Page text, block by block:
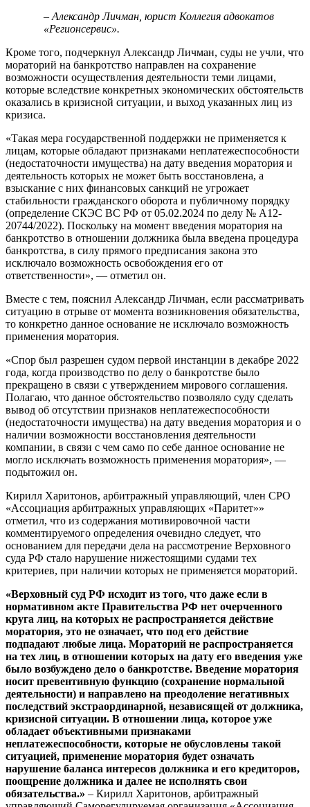
– Александр Личман, юрист Коллегия адвокатов
«Регионсервис».
Кроме того, подчеркнул Александр Личман, суды не учли, что
мораторий на банкротство направлен на сохранение
возможности осуществления деятельности теми лицами,
которые вследствие конкретных экономических обстоятельств
оказались в кризисной ситуации, и выход указанных лиц из
кризиса.
«Такая мера государственной поддержки не применяется к
лицам, которые обладают признаками неплатежеспособности
(недостаточности имущества) на дату введения моратория и
деятельность которых не может быть восстановлена, а
взыскание с них финансовых санкций не угрожает
стабильности гражданского оборота и публичному порядку
(определение СКЭС ВС РФ от 05.02.2024 по делу № А12-
20744/2022). Поскольку на момент введения моратория на
банкротство в отношении должника была введена процедура
банкротства, в силу прямого предписания закона это
исключало возможность освобождения его от
ответственности», — отметил он.
Вместе с тем, пояснил Александр Личман, если рассматривать
ситуацию в отрыве от момента возникновения обязательства,
то конкретно данное основание не исключало возможность
применения моратория.
«Спор был разрешен судом первой инстанции в декабре 2022
года, когда производство по делу о банкротстве было
прекращено в связи с утверждением мирового соглашения.
Полагаю, что данное обстоятельство позволяло суду сделать
вывод об отсутствии признаков неплатежеспособности
(недостаточности имущества) на дату введения моратория и о
наличии возможности восстановления деятельности
компании, в связи с чем само по себе данное основание не
могло исключать возможность применения моратория», —
подытожил он.
Кирилл Харитонов, арбитражный управляющий, член СРО
«Ассоциация арбитражных управляющих «Паритет»»
отметил, что из содержания мотивировочной части
комментируемого определения очевидно следует, что
основанием для передачи дела на рассмотрение Верховного
суда РФ стало нарушение нижестоящими судами тех
критериев, при наличии которых не применяется мораторий.
«Верховный суд РФ исходит из того, что даже если в
нормативном акте Правительства РФ нет очерченного
круга лиц, на которых не распространяется действие
моратория, это не означает, что под его действие
подпадают любые лица. Мораторий не распространяется
на тех лиц, в отношении которых на дату его введения уже
было возбуждено дело о банкротстве. Введение моратория
носит превентивную функцию (сохранение нормальной
деятельности) и направлено на преодоление негативных
последствий экстраординарной, независящей от должника,
кризисной ситуации. В отношении лица, которое уже
обладает объективными признаками
неплатежеспособности, которые не обусловлены такой
ситуацией, применение моратория будет означать
нарушение баланса интересов должника и его кредиторов,
поощрение должника и далее не исполнять свои
обязательства.» – Кирилл Харитонов, арбитражный